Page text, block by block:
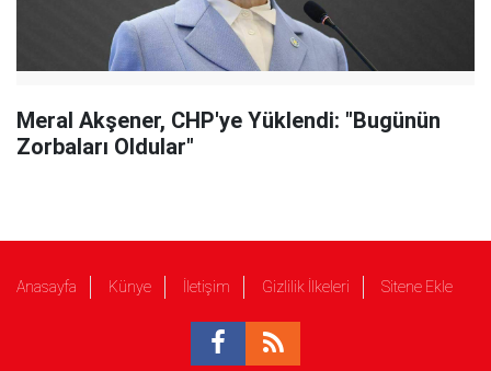
Meral Akşener, CHP'ye Yüklendi: "Bugünün
Zorbaları Oldular"
Anasayfa Künye İletişim Gizlilik İlkeleri Sitene Ekle